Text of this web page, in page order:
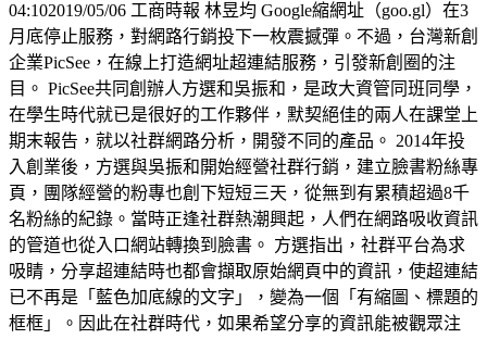
04:102019/05/06 工商時報 林昱均 Google縮網址（goo.gl）在3
月底停止服務，對網路行銷投下一枚震撼彈。不過，台灣新創
企業PicSee，在線上打造網址超連結服務，引發新創圈的注
目。 PicSee共同創辦人方選和吳振和，是政大資管同班同學，
在學生時代就已是很好的工作夥伴，默契絕佳的兩人在課堂上
期末報告，就以社群網路分析，開發不同的產品。 2014年投
入創業後，方選與吳振和開始經營社群行銷，建立臉書粉絲專
頁，團隊經營的粉專也創下短短三天，從無到有累積超過8千
名粉絲的紀錄。當時正逢社群熱潮興起，人們在網路吸收資訊
的管道也從入口網站轉換到臉書。 方選指出，社群平台為求
吸睛，分享超連結時也都會擷取原始網頁中的資訊，使超連結
已不再是「藍色加底線的文字」，變為一個「有縮圖、標題的
框框」。因此在社群時代，如果希望分享的資訊能被觀眾注